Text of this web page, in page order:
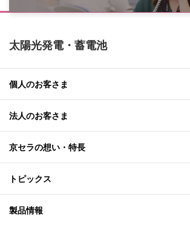
太陽光発電・蓄電池
個人のお客さま
法人のお客さま
京セラの想い・特長
トピックス
製品情報